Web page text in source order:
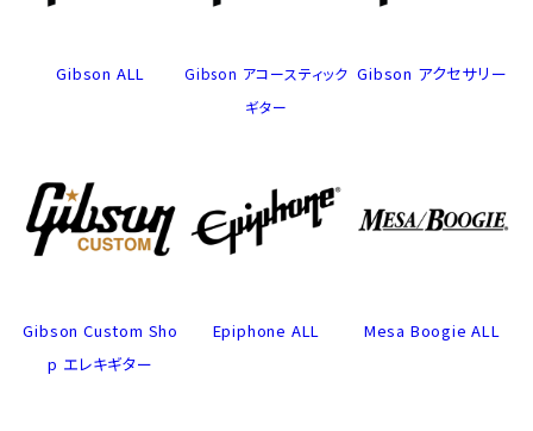
Gibson ALL
Gibson アコースティック
ギター
Gibson アクセサリー
Gibson Custom Sho
p エレキギター
Epiphone ALL Mesa Boogie ALL